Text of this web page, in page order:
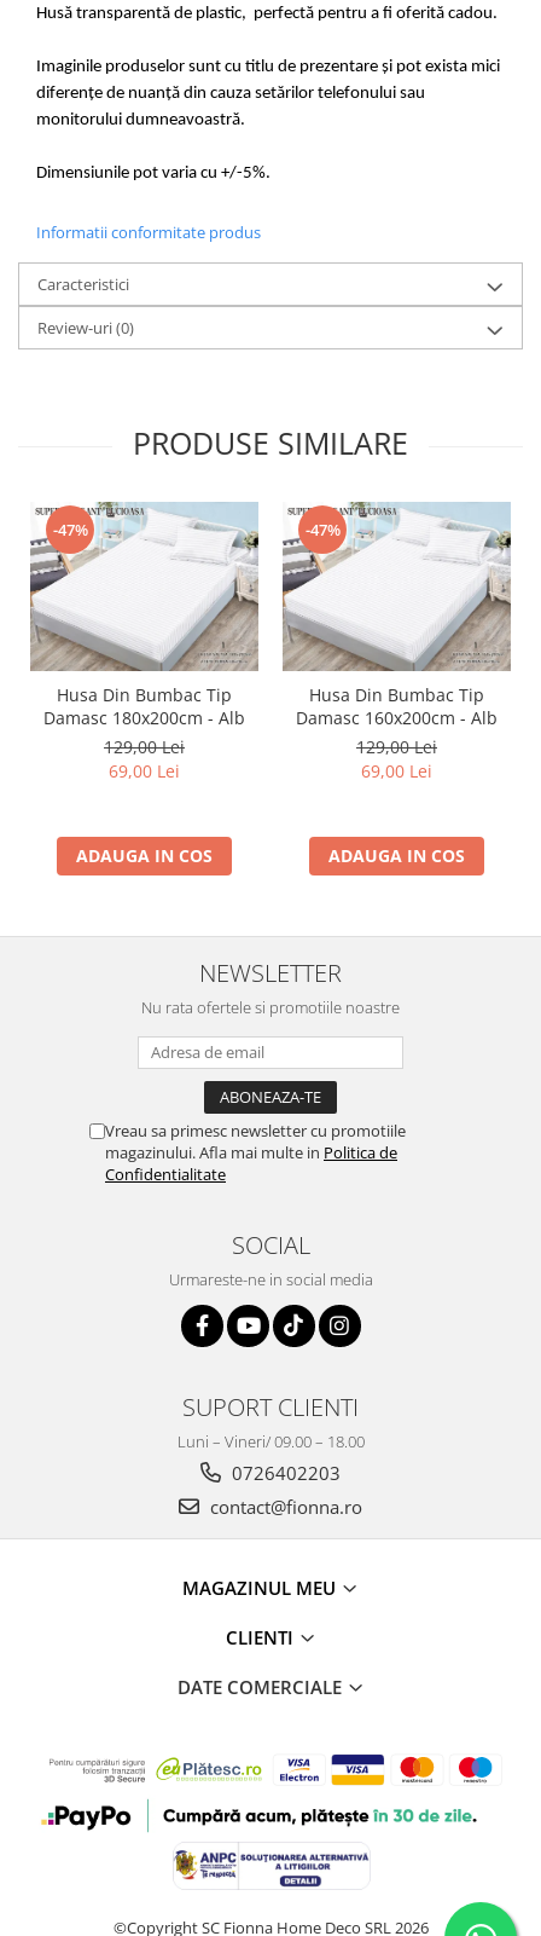
Husă transparentă de plastic, perfectă pentru a fi oferită cadou.
Imaginile produselor sunt cu titlu de prezentare și pot exista mici
diferențe de nuanță din cauza setărilor telefonului sau
monitorului dumneavoastră.
Dimensiunile pot varia cu +/-5%.
Informatii conformitate produs
Caracteristici
Review-uri(0)
PRODUSE SIMILARE
-47%
Husa Din Bumbac Tip
Damasc 180x200cm - Alb
129,00 Lei
69,00 Lei
ADAUGA IN COS
-47%
Husa Din Bumbac Tip
Damasc 160x200cm - Alb
129,00 Lei
69,00 Lei
ADAUGA IN COS
NEWSLETTER
Nu rata ofertele si promotiile noastre
Vreau sa primesc newsletter cu promotiile
magazinului. Afla mai multe in Politica de
Confidentialitate
SOCIAL
Urmareste-ne in social media
SUPORT CLIENTI
Luni – Vineri/ 09.00 – 18.00
0726402203
contact@fionna.ro
MAGAZINUL MEU
CLIENTI
DATE COMERCIALE
©Copyright SC Fionna Home Deco SRL 2026